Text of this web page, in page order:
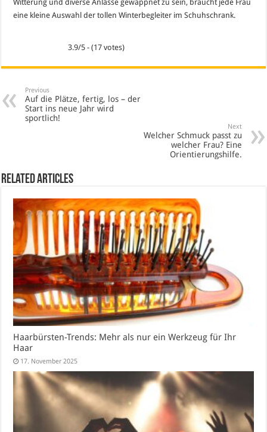
Witterung und diverse Anlässe gewappnet zu sein, braucht jede Frau
eine kleine Auswahl der tollen Winterbegleiter im Schuhschrank.
3.9/5 - (17 votes)
Previous
Auf die Plätze, fertig, los – der
Start ins neue Jahr wird
sportlich!
Next
Welcher Schmuck passt zu
welcher Frau? Eine
Orientierungshilfe.
Related Articles
Haarbürsten-Trends: Mehr als nur ein Werkzeug für Ihr
Haar
17. November 2025